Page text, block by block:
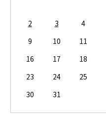
2
3 4
9
10 11
16
17 18
23
24 25
30
31